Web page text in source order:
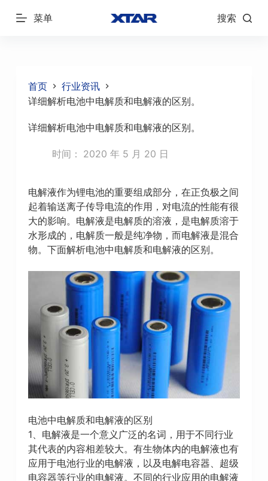
跳
菜单 搜索
首页
行业资讯
详细解析电池中电解质和电解液的区别。
详细解析电池中电解质和电解液的区别。
时间： 2020 年 5 月 20 日
电解液作为锂电池的重要组成部分，在正负极之间
起着输送离子传导电流的作用，对电流的性能有很
大的影响。电解液是电解质的溶液，是电解质溶于
水形成的，电解质一般是纯净物，而电解液是混合
物。下面解析电池中电解质和电解液的区别。
电池中电解质和电解液的区别
1、电解液是一个意义广泛的名词，用于不同行业
其代表的内容相差较大。有生物体内的电解液也有
应用于电池行业的电解液，以及电解电容器、超级
电容器等行业的电解液。不同的行业应用的电解液